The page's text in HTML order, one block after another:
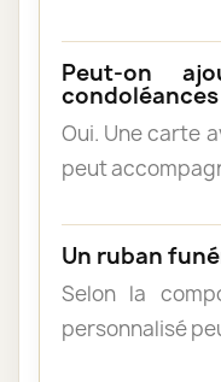
Peut-on
condoléances
Oui. Une carte
peut
Un ruban
Selon la
personnalisé